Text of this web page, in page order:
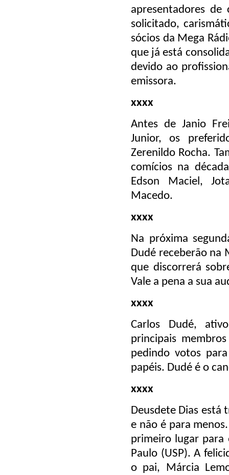
apresentadores
solicitado,
sócios da Mega
que já está
devido ao
emissora.
xxxx
Antes de Janio
Junior, os
Zerenildo Rocha.
comícios na
Edson Maciel,
Macedo.
xxxx
Na próxima
Dudé receberão na
que discorrerá
Vale a pena a sua
xxxx
Carlos Dudé,
principais
pedindo votos
papéis. Dudé é o
xxxx
Deusdete Dias está
e não é para
primeiro lugar para
Paulo (USP). A
o pai, Márcia